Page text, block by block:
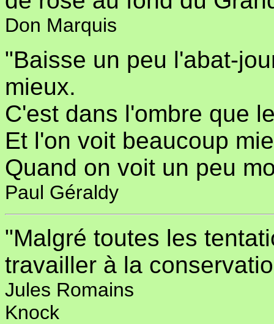
Don Marquis
"Baisse un peu l'abat-
mieux.
C'est dans l'ombre que
Et l'on voit beaucoup
Quand on voit un peu
Paul Géraldy
"Malgré toutes les
travailler à la
Jules Romains
Knock